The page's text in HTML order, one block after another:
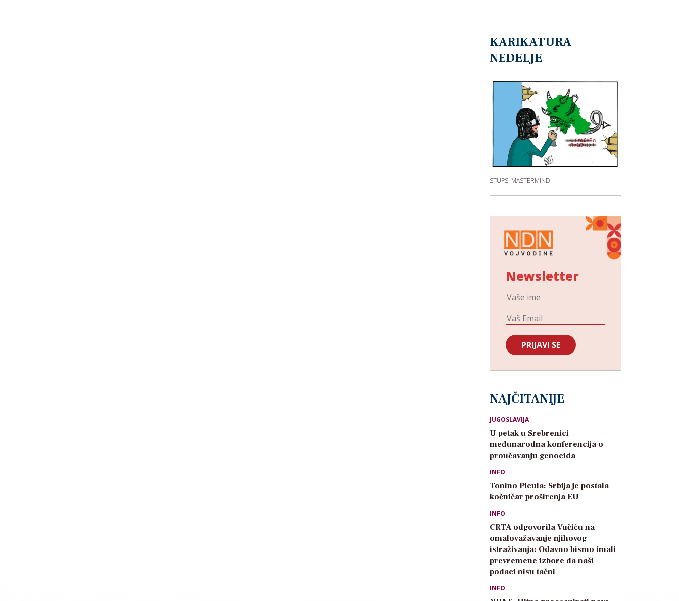
KARIKATURA
NEDELJE
STUPS: MASTERMIND
Newsletter
NAJČITANIJE
JUGOSLAVIJA
U petak u Srebrenici
međunarodna konferencija o
proučavanju genocida
INFO
Tonino Picula: Srbija je postala
kočničar proširenja EU
INFO
CRTA odgovorila Vučiću na
omalovažavanje njihovog
istraživanja: Odavno bismo imali
prevremene izbore da naši
podaci nisu tačni
INFO